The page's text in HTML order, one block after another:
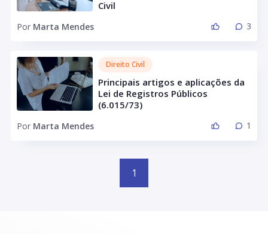
Civil
Por Marta Mendes 3
Direito Civil
Principais artigos e aplicações da
Lei de Registros Públicos
(6.015/73)
Por Marta Mendes 1
1